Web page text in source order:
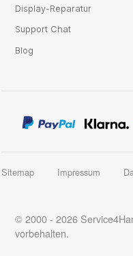
Display-Reparatur
Support Chat
Blog
© 2000 - 2026
vorbehalten.
Sitemap Impressum